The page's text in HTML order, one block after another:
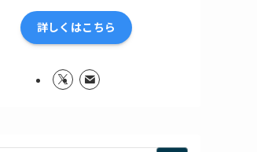
詳しくはこちら